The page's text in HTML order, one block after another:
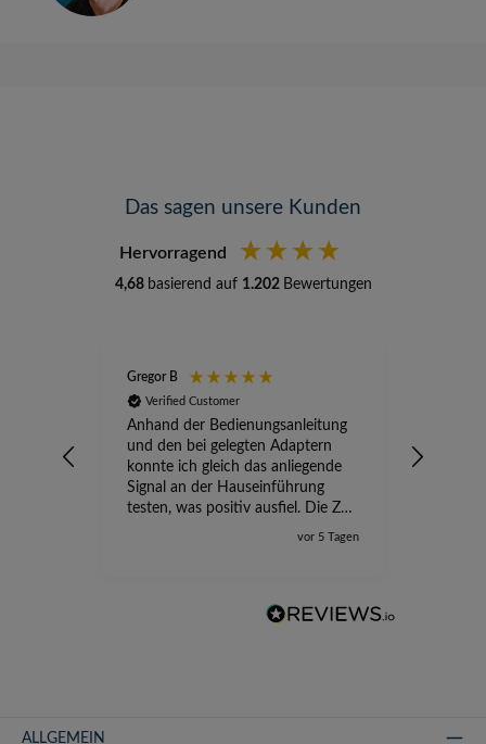
Das sagen unsere Kunden
Hervorragend
4,68 basierend auf 1.202 Bewertungen
Gregor B
Verified Customer
Anhand der Bedienungsanleitung
und den bei gelegten Adaptern
konnte ich gleich das anliegende
Signal an der Hauseinführung
testen, was positiv ausfiel. Die Zeit
der Ungewissheit ist jetzt vorbei,
vor 5 Tagen
ALLGEMEIN